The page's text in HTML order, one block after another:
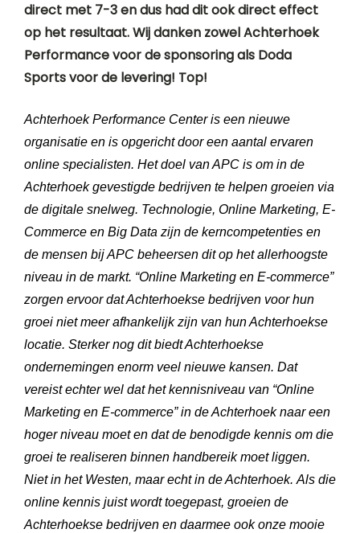
direct met 7-3 en dus had dit ook direct effect
op het resultaat. Wij danken zowel Achterhoek
Performance voor de sponsoring als Doda
Sports voor de levering! Top!
Achterhoek Performance Center is een nieuwe
organisatie en is opgericht door een aantal ervaren
online specialisten. Het doel van APC is om in de
Achterhoek gevestigde bedrijven te helpen groeien via
de digitale snelweg. Technologie, Online Marketing, E-
Commerce en Big Data zijn de kerncompetenties en
de mensen bij APC beheersen dit op het allerhoogste
niveau in de markt. “Online Marketing en E-commerce”
zorgen ervoor dat Achterhoekse bedrijven voor hun
groei niet meer afhankelijk zijn van hun Achterhoekse
locatie. Sterker nog dit biedt Achterhoekse
ondernemingen enorm veel nieuwe kansen. Dat
vereist echter wel dat het kennisniveau van “Online
Marketing en E-commerce” in de Achterhoek naar een
hoger niveau moet en dat de benodigde kennis om die
groei te realiseren binnen handbereik moet liggen.
Niet in het Westen, maar echt in de Achterhoek. Als die
online kennis juist wordt toegepast, groeien de
Achterhoekse bedrijven en daarmee ook onze mooie